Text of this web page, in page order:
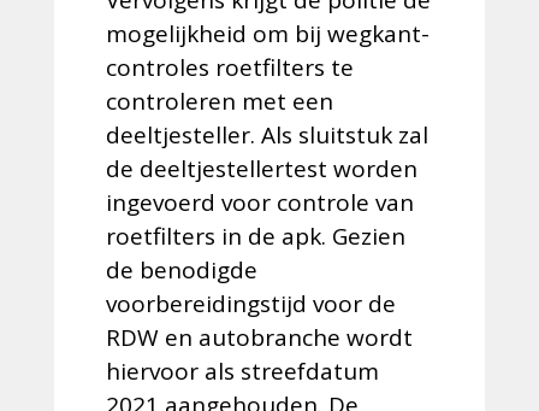
mogelijkheid om bij wegkant-
controles roetfilters te
controleren met een
deeltjesteller. Als sluitstuk zal
de deeltjestellertest worden
ingevoerd voor controle van
roetfilters in de apk. Gezien
de benodigde
voorbereidingstijd voor de
RDW en autobranche wordt
hiervoor als streefdatum